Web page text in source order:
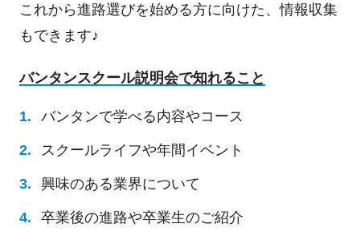
これから進路選びを始める方に向けた、情報収集
もできます♪
バンタンスクール説明会で知れること
バンタンで学べる内容やコース
スクールライフや年間イベント
興味のある業界について
卒業後の進路や卒業生のご紹介